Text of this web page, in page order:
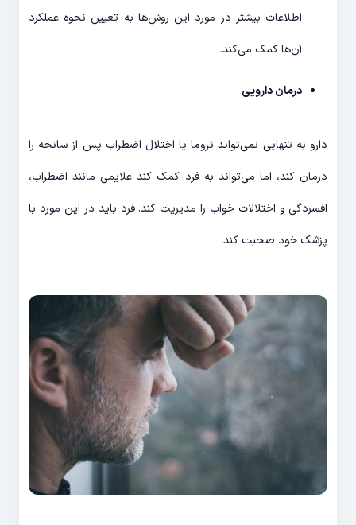
اطلاعات بیشتر در مورد این روش‌ها به تعیین نحوه عملکرد
آن‌ها کمک می‌کند.
درمان دارویی
دارو به تنهایی نمی‌تواند تروما یا اختلال اضطراب پس از سانحه را
درمان کند، اما می‌تواند به فرد کمک کند علایمی مانند اضطراب،
افسردگی و اختلالات خواب را مدیریت کند. فرد باید در این مورد با
پزشک خود صحبت کند.